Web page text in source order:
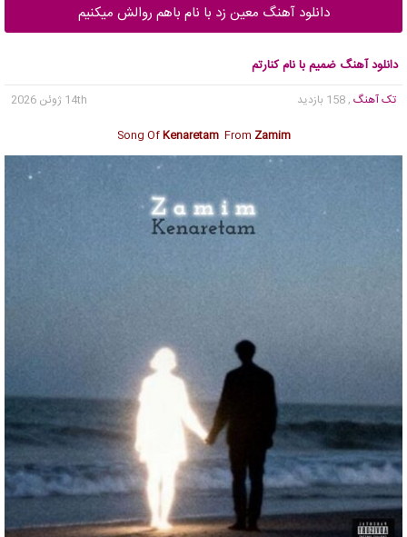
دانلود آهنگ معین زد با نام باهم روالش میکنیم
دانلود آهنگ ضمیم با نام کنارتم
تک آهنگ , 158 بازدید
14th ژوئن 2026
Song OfKenaretam From Zamim